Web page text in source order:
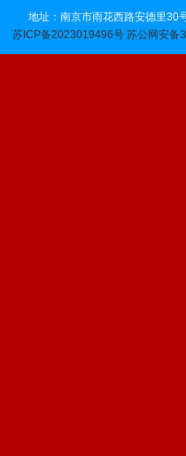
地址：南京市雨花西路安德里
苏ICP备2023019496号 苏公网安备